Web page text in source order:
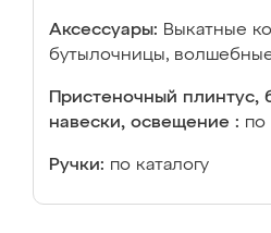
Аксессуары: Выкатные
бутылочницы,
Пристеночный плинтус,
навески, освещение : по
Ручки: по каталогу